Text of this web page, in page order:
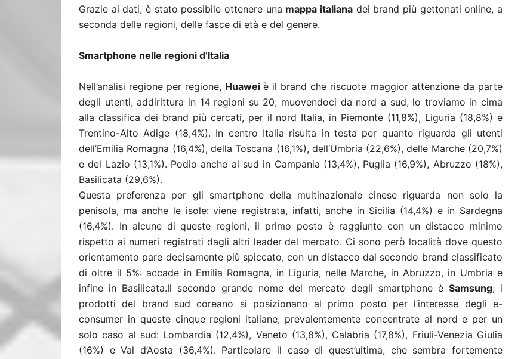
Grazie ai dati, è stato possibile ottenere una mappa italiana dei brand più gettonati online, a
seconda delle regioni, delle fasce di età e del genere.
Smartphone nelle regioni d’Italia
Nell’analisi regione per regione, Huawei è il brand che riscuote maggior attenzione da parte
degli utenti, addirittura in 14 regioni su 20; muovendoci da nord a sud, lo troviamo in cima
alla classifica dei brand più cercati, per il nord Italia, in Piemonte (11,8%), Liguria (18,8%) e
Trentino-Alto Adige (18,4%). In centro Italia risulta in testa per quanto riguarda gli utenti
dell’Emilia Romagna (16,4%), della Toscana (16,1%), dell‘Umbria (22,6%), delle Marche (20,7%)
e del Lazio (13,1%). Podio anche al sud in Campania (13,4%), Puglia (16,9%), Abruzzo (18%),
Basilicata (29,6%).
Questa preferenza per gli smartphone della multinazionale cinese riguarda non solo la
penisola, ma anche le isole: viene registrata, infatti, anche in Sicilia (14,4%) e in Sardegna
(16,4%). In alcune di queste regioni, il primo posto è raggiunto con un distacco minimo
rispetto ai numeri registrati dagli altri leader del mercato. Ci sono però località dove questo
orientamento pare decisamente più spiccato, con un distacco dal secondo brand classificato
di oltre il 5%: accade in Emilia Romagna, in Liguria, nelle Marche, in Abruzzo, in Umbria e
infine in Basilicata.Il secondo grande nome del mercato degli smartphone è Samsung; i
prodotti del brand sud coreano si posizionano al primo posto per l’interesse degli e-
consumer in queste cinque regioni italiane, prevalentemente concentrate al nord e per un
solo caso al sud: Lombardia (12,4%), Veneto (13,8%), Calabria (17,8%), Friuli-Venezia Giulia
(16%) e Val d’Aosta (36,4%). Particolare il caso di quest’ultima, che sembra fortemente